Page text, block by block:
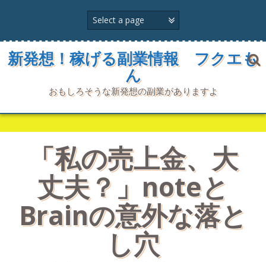
ン
プ
新発想！稼げる副業情報 フクエも
ん
おもしろそうな新発想の副業がありますよ
「私の売上金、大
丈夫？」noteと
Brainの意外な落と
し穴